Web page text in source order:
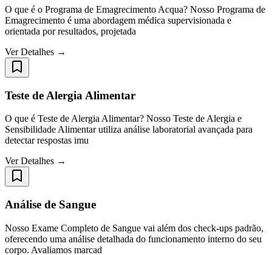
O que é o Programa de Emagrecimento Acqua? Nosso Programa de
Emagrecimento é uma abordagem médica supervisionada e
orientada por resultados, projetada
Ver Detalhes →
Teste de Alergia Alimentar
O que é Teste de Alergia Alimentar? Nosso Teste de Alergia e
Sensibilidade Alimentar utiliza análise laboratorial avançada para
detectar respostas imu
Ver Detalhes →
Análise de Sangue
Nosso Exame Completo de Sangue vai além dos check-ups padrão,
oferecendo uma análise detalhada do funcionamento interno do seu
corpo. Avaliamos marcad